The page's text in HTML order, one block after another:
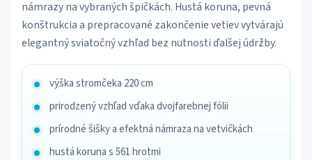
námrazy na vybraných špičkách. Hustá koruna, pevná
konštrukcia a prepracované zakončenie vetiev vytvárajú
elegantný sviatočný vzhľad bez nutnosti ďalšej údržby.
výška stromčeka 220 cm
prirodzený vzhľad vďaka dvojfarebnej fólii
prírodné šišky a efektná námraza na vetvičkách
hustá koruna s 561 hrotmi